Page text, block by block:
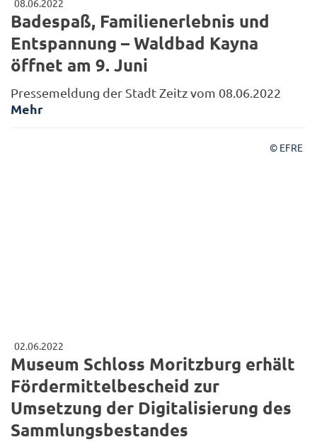
08.06.2022
Badespaß, Familienerlebnis und
Entspannung – Waldbad Kayna
öffnet am 9. Juni
Pressemeldung der Stadt Zeitz vom 08.06.2022
Mehr
© EFRE
02.06.2022
Museum Schloss Moritzburg erhält
Fördermittelbescheid zur
Umsetzung der Digitalisierung des
Sammlungsbestandes